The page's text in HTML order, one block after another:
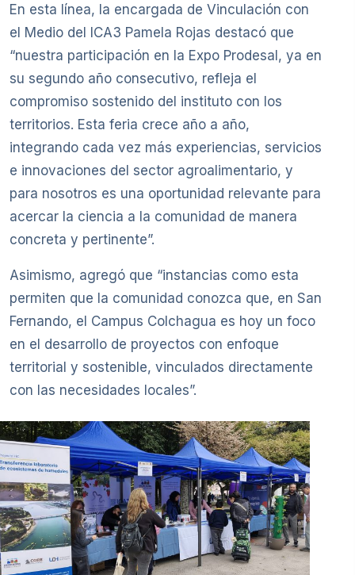
En esta línea, la encargada de Vinculación con
el Medio del ICA3 Pamela Rojas destacó que
“nuestra participación en la Expo Prodesal, ya en
su segundo año consecutivo, refleja el
compromiso sostenido del instituto con los
territorios. Esta feria crece año a año,
integrando cada vez más experiencias, servicios
e innovaciones del sector agroalimentario, y
para nosotros es una oportunidad relevante para
acercar la ciencia a la comunidad de manera
concreta y pertinente”.
Asimismo, agregó que “instancias como esta
permiten que la comunidad conozca que, en San
Fernando, el Campus Colchagua es hoy un foco
en el desarrollo de proyectos con enfoque
territorial y sostenible, vinculados directamente
con las necesidades locales”.